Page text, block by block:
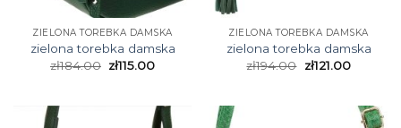
ZIELONA TOREBKA DAMSKA
zielona torebka damska
zł184.00 zł115.00
ZIELONA TOREBKA DAMSKA
zielona torebka damska
zł194.00 zł121.00